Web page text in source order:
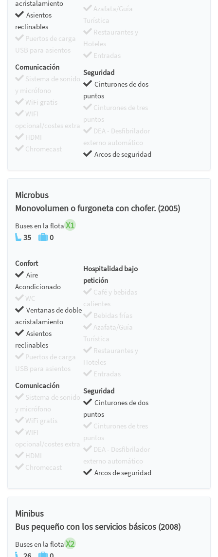
acristalamiento
Asientos
reclinables
Puertos de carga
USB para asientos
Azafata/Guía
Turística
Restaurantes y
Hoteles
Entradas
Comunicación
Sistema de sonido
y micrófono
WiFi gratis
WIFI
opcional/costes extra
HDMI
Chromecast
Seguridad
Cinturones de dos
puntos
Cinturones de tres
puntos
DEA - Desfibrilador
externo automático
Arcos de seguridad
Microbus
Monovolumen o furgoneta con chofer. (2005)
Buses en la flota X1
35 0
Confort
Aire
Acondicionado
WC
Ventanas de doble
acristalamiento
Asientos
reclinables
Puertos de carga
USB para asientos
Hospitalidad bajo
petición
Café y bebidas
calientes
Bebidas frías
Azafata/Guía
Turística
Restaurantes y
Hoteles
Entradas
Comunicación
Sistema de sonido
y micrófono
WiFi gratis
WIFI
opcional/costes extra
HDMI
Chromecast
Seguridad
Cinturones de dos
puntos
Cinturones de tres
puntos
DEA - Desfibrilador
externo automático
Arcos de seguridad
Minibus
Bus pequeño con los servicios básicos (2008)
Buses en la flota X2